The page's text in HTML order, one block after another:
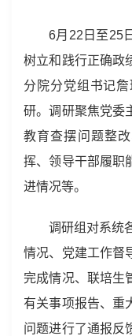
6月22日至25
树立和践行正确政
分院分党组书记
研。调研聚焦党委
教育查摆问题整
挥、领导干部履职
进情况等。
调研组对系统
情况、党建工作督
完成情况、联培生
有关事项报告、重
问题进行了通报反